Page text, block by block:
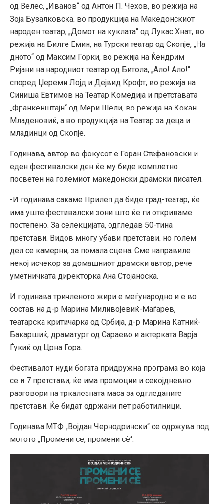
од Велес, „Иванов“ од Антон П. Чехов, во режија на
Зоја Бузалковска, во продукција на Македонскиот
народен театар, „Домот на куклата“ од Лукас Хнат, во
режија на Билге Емин, на Турски театар од Скопје, „На
дното“ од Максим Горки, во режија на Ќендрим
Ријани на народниот театар од Битола, „Ало! Ало!“
според Џереми Лојд и Дејвид Крофт, во режија на
Синиша Евтимов на Театар Комедија и претставата
„Франкенштајн“ од Мери Шели, во режија на Кокан
Младеновиќ, а во продукција на Театар за деца и
младинци од Скопје.
Годинава, автор во фокусот е Горан Стефановски и
еден фестивалски ден ќе му биде комплетно
посветен на големиот македонски драмски писател.
-И годинава сакаме Прилеп да биде град-театар, ќе
има уште фестивалски зони што ќе ги откриваме
постепено. За селекцијата, одгледав 50-тина
претстави. Видов многу убави претстави, но голем
дел се камерни, за помала сцена. Сме направиле
некој исчекор за домашниот драмски автор, рече
уметничката директорка Ана Стојаноска.
И годинава тричленото жири е меѓународно и е во
состав на д-р Марина Миливојевиќ-Маѓарев,
театарска критичарка од Србија, д-р Марина Катниќ-
Бакаршиќ, драматург од Сараево и актерката Варја
Ѓукиќ од Црна Гора.
Фестивалот нуди богата придружна програма во која
се и 7 претстави, ќе има промоции и секојдневно
разговори на тркалезната маса за одгледаните
претстави. Ќе бидат одржани пет работилници.
Годинава МТФ „Војдан Чернодрински“ се одржува под
мотото „Промени се, промени сѐ“.